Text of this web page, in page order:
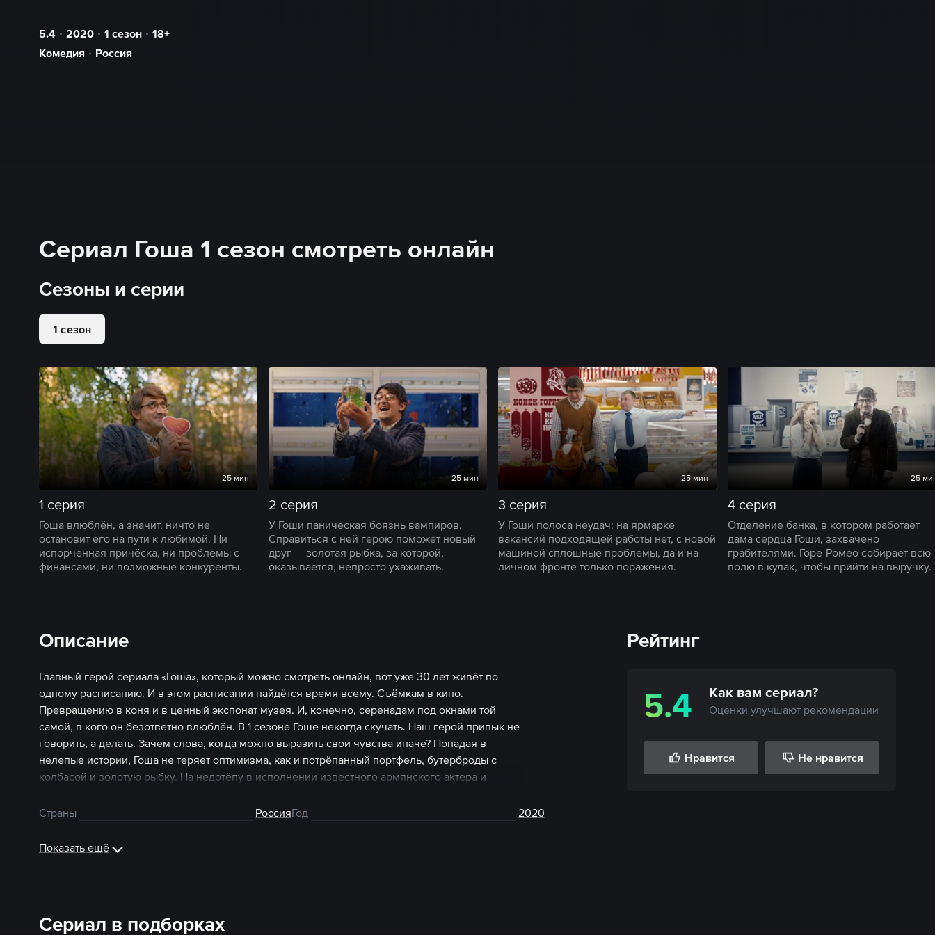
5.4 2020 1 сезон
18+
Комедия
Россия
Сериал Гоша 1 сезон смотреть онлайн
Сезоны и серии
1 сезон
25 мин
1 серия
Гоша влюблён, а значит, ничто не
остановит его на пути к любимой. Ни
испорченная причёска, ни проблемы с
финансами, ни возможные конкуренты.
25 мин
2 серия
У Гоши паническая боязнь вампиров.
Справиться с ней герою поможет новый
друг — золотая рыбка, за которой,
оказывается, непросто ухаживать.
25 мин
3 серия
У Гоши полоса неудач: на ярмарке
вакансий подходящей работы нет, с новой
машиной сплошные проблемы, да и на
личном фронте только поражения.
25
4 серия
Отделение банка, в котором работает
дама сердца Гоши, захвачено
грабителями. Горе-Ромео собирает всю
волю в кулак, чтобы прийти на выручку.
Описание
Главный герой сериала «Гоша», который можно смотреть онлайн, вот уже 30 лет живёт по
одному расписанию. И в этом расписании найдётся время всему. Съёмкам в кино.
Превращению в коня и в ценный экспонат музея. И, конечно, серенадам под окнами той
самой, в кого он безответно влюблён. В 1 сезоне Гоше некогда скучать. Наш герой привык не
говорить, а делать. Зачем слова, когда можно выразить свои чувства иначе? Попадая в
нелепые истории, Гоша не теряет оптимизма, как и потрёпанный портфель, бутерброды с
колбасой и золотую рыбку. На недотёпу в исполнении известного армянского актера и
улыбка и природная обаятельность, которые помогут справиться с непростой ситуацией. А в
героя и смотреть сериал «Гоша» можно онлайн.
Страны РоссияГод 2020
Показать ещё
Рейтинг
5.4 Как вам сериал?
Оценки улучшают рекомендации
Нравится Не нравится
Сериал в подборках